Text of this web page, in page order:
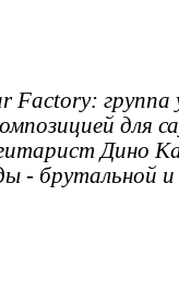
Factory: группа
для
Дино
- брутальной и